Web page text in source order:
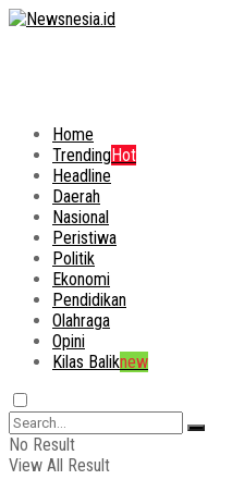
Home
TrendingHot
Headline
Daerah
Nasional
Peristiwa
Politik
Ekonomi
Pendidikan
Olahraga
Opini
Kilas Baliknew
No Result
View All Result